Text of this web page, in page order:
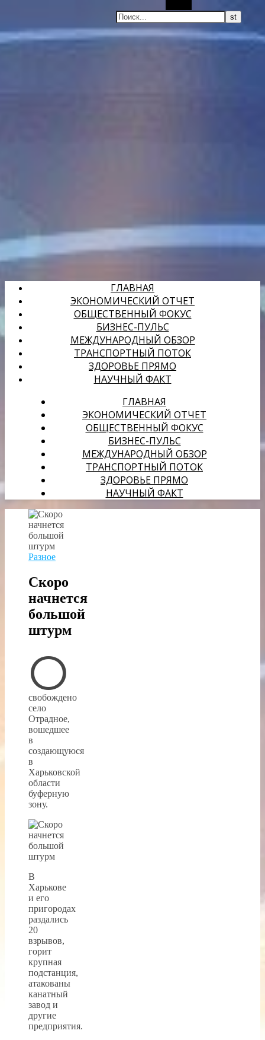
ГЛАВНАЯ
ЭКОНОМИЧЕСКИЙ ОТЧЕТ
ОБЩЕСТВЕННЫЙ ФОКУС
БИЗНЕС-ПУЛЬС
МЕЖДУНАРОДНЫЙ ОБЗОР
ТРАНСПОРТНЫЙ ПОТОК
ЗДОРОВЬЕ ПРЯМО
НАУЧНЫЙ ФАКТ
ГЛАВНАЯ
ЭКОНОМИЧЕСКИЙ ОТЧЕТ
ОБЩЕСТВЕННЫЙ ФОКУС
БИЗНЕС-ПУЛЬС
МЕЖДУНАРОДНЫЙ ОБЗОР
ТРАНСПОРТНЫЙ ПОТОК
ЗДОРОВЬЕ ПРЯМО
НАУЧНЫЙ ФАКТ
Разное
Скоро
начнется
большой
штурм
О
свобождено
село
Отрадное,
вошедшее
в
создающуюся
в
Харьковской
области
буферную
зону.
В
Харькове
и его
пригородах
раздались
20
взрывов,
горит
крупная
подстанция,
атакованы
канатный
завод и
другие
предприятия.